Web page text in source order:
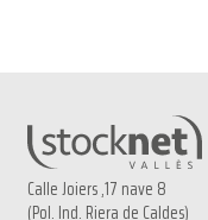
Calle Joiers ,17 nave 8
(Pol. Ind. Riera de Caldes)